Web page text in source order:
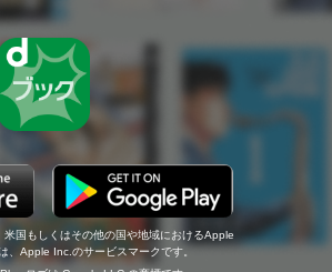
国もしくはその他の国や地域におけるApple
、Apple Inc.のサービスマークです。